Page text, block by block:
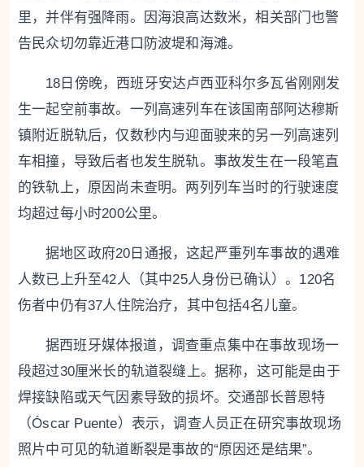
里，并伴有强降雨。因海浪高达数米，相关部门也警
告民众切勿靠近港口防波堤和海滩。
18日傍晚，西班牙安达卢西亚科尔多瓦省刚刚发
生一起空前事故。一列高速列车在该国南部阿达穆斯
镇附近脱轨后，仅数秒内与迎面驶来的另一列高速列
车相撞，导致后者也发生脱轨。事故发生在一段笔直
的铁轨上，原因尚未查明。两列列车当时的行驶速度
均超过每小时200公里。
据地区政府20日通报，这起严重列车事故的遇难
人数已上升至42人（其中25人身份已确认）。120名
伤者中仍有37人住院治疗，其中包括4名儿童。
据西班牙媒体报道，调查重点集中在事故现场一
段超过30厘米长的轨道裂缝上。据称，这可能是由于
焊接缺陷或天气因素导致的损坏。交通部长普恩特
（Óscar Puente）表示，调查人员正在研究事故现场
照片中可见的轨道断裂是事故的“原因还是结果”。